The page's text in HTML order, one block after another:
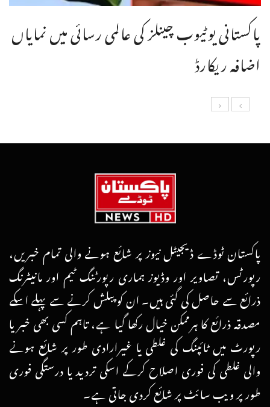
پاکستانی یوٹیوب چینلز کی عالمی رسائی میں نمایاں
اضافہ ریکارڈ
پاکستان ٹوڈے ڈیجیٹل نیوز پر شائع ہونے والی تمام خبریں،
رپورٹس، تصاویر اور وڈیوز ہماری رپورٹنگ ٹیم اور مانیٹرنگ
ذرائع سے حاصل کی گئی ہیں۔ ان کو پبلش کرنے سے پہلے اسکے
مصدقہ ذرائع کا ہرممکن خیال رکھا گیا ہے، تاہم کسی بھی خبر یا
رپورٹ میں ٹائپنگ کی غلطی یا غیرارادی طور پر شائع ہونے
والی غلطی کی فوری اصلاح کرکے اسکی تردید یا درستگی فوری
طور پر ویب سائٹ پر شائع کردی جاتی ہے۔